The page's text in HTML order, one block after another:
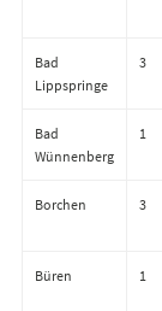
Bad
Lippspringe
3
Bad
Wünnenberg
1
Borchen 3
Büren 1